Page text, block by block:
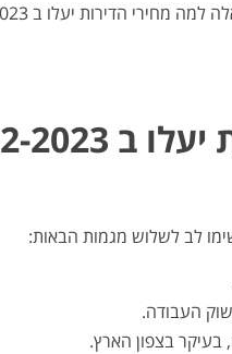
2023?
העבודה.
בעיקר בצפון הארץ.